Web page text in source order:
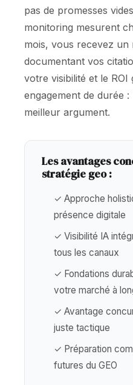
pas de promesses
monitoring mesurent
mois, vous recevez
documentant vos
votre visibilité et le ROI
engagement de durée
meilleur argument.
Les avantages
stratégie geo :
✓ Approche
présence digitale
✓ Visibilité IA
tous les canaux
✓ Fondations
votre marché à
✓ Avantage
juste tactique
✓ Préparation
futures du GEO